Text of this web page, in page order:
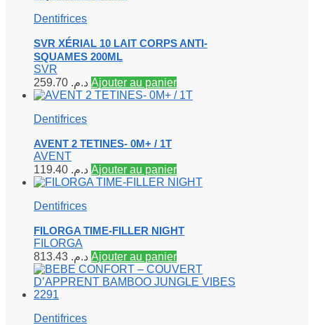
Dentifrices
SVR XÉRIAL 10 LAIT CORPS ANTI-
SQUAMES 200ML
SVR
د.م. Ajouter au panier
Dentifrices
AVENT 2 TETINES- 0M+ / 1T
AVENT
د.م. Ajouter au panier
Dentifrices
FILORGA TIME-FILLER NIGHT
FILORGA
د.م. Ajouter au panier
Dentifrices